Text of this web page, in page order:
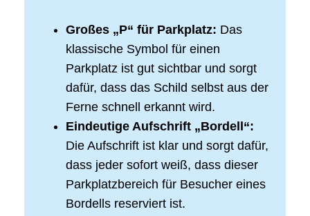
Großes „P“ für Parkplatz: Das
klassische Symbol für einen
Parkplatz ist gut sichtbar und sorgt
dafür, dass das Schild selbst aus der
Ferne schnell erkannt wird.
Eindeutige Aufschrift „Bordell“:
Die Aufschrift ist klar und sorgt dafür,
dass jeder sofort weiß, dass dieser
Parkplatzbereich für Besucher eines
Bordells reserviert ist.